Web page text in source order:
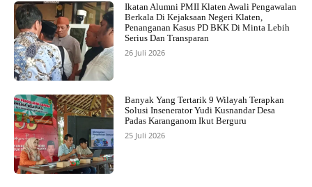
Ikatan Alumni PMII Klaten Awali Pengawalan
Berkala Di Kejaksaan Negeri Klaten,
Penanganan Kasus PD BKK Di Minta Lebih
Serius Dan Transparan
26 Juli 2026
Banyak Yang Tertarik 9 Wilayah Terapkan
Solusi Insenerator Yudi Kusnandar Desa
Padas Karanganom Ikut Berguru
25 Juli 2026